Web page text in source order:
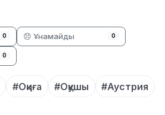
0 😞 Ұнамайды 0
0
#Оқиға #Оқушы
#Аустрия